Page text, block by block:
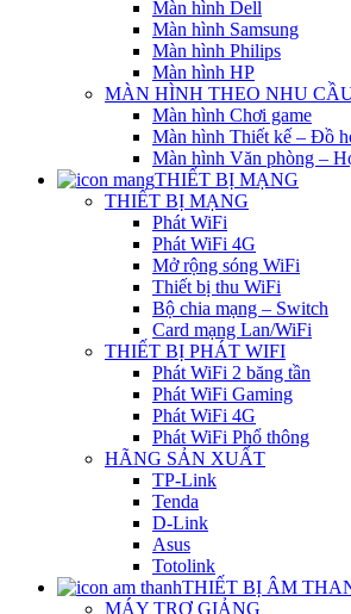
Màn hình Dell
Màn hình Samsung
Màn hình Philips
Màn hình HP
MÀN HÌNH THEO NHU
Màn hình Chơi game
Màn hình Thiết kế – Đồ
Màn hình Văn phòng –
THIẾT BỊ MẠNG
THIẾT BỊ MẠNG
Phát WiFi
Phát WiFi 4G
Mở rộng sóng WiFi
Thiết bị thu WiFi
Bộ chia mạng – Switch
Card mạng Lan/WiFi
THIẾT BỊ PHÁT WIFI
Phát WiFi 2 băng tần
Phát WiFi Gaming
Phát WiFi 4G
Phát WiFi Phổ thông
HÃNG SẢN XUẤT
TP-Link
Tenda
D-Link
Asus
Totolink
THIẾT BỊ ÂM
MÁY TRỢ GIẢNG